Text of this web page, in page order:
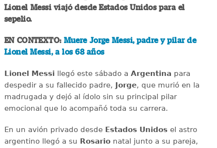
Lionel Messiviajó desde Estados Unidos para el
sepelio.
EN CONTEXTO: Muere Jorge Messi, padre y pilar de
Lionel Messi, a los 68 años
Lionel Messi llegó este sábado a Argentina para
despedir a su fallecido padre, Jorge, que murió en la
madrugada y dejó al ídolo sin su principal pilar
emocional que lo acompañó toda su carrera.
En un avión privado desdeEstados Unidosel astro
argentino llegó a su Rosarionatal junto a su pareja,